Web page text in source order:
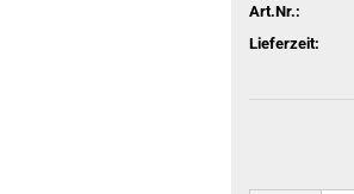
Art.Nr.:
Lieferzeit: